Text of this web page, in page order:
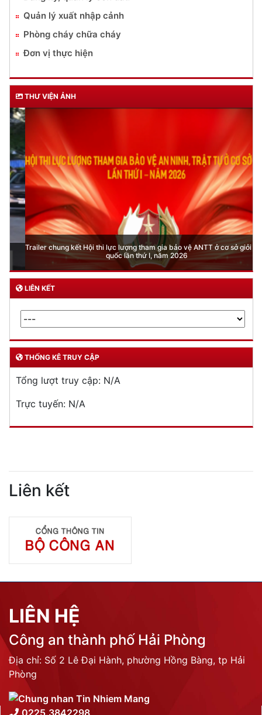
Quản lý xuất nhập cảnh
Phòng cháy chữa cháy
Đơn vị thực hiện
THƯ VIỆN ẢNH
Trailer chung kết Hội thi lực lượng tham gia bảo vệ ANTT ở cơ sở giỏi toàn
quốc lần thứ I, năm 2026
LIÊN KẾT
THỐNG KÊ TRUY CẬP
Tổng lượt truy cập: N/A
Trực tuyến: N/A
Liên kết
LIÊN HỆ
Công an thành phố Hải Phòng
Địa chỉ: Số 2 Lê Đại Hành, phường Hồng Bàng, tp Hải
Phòng
0225.3842298